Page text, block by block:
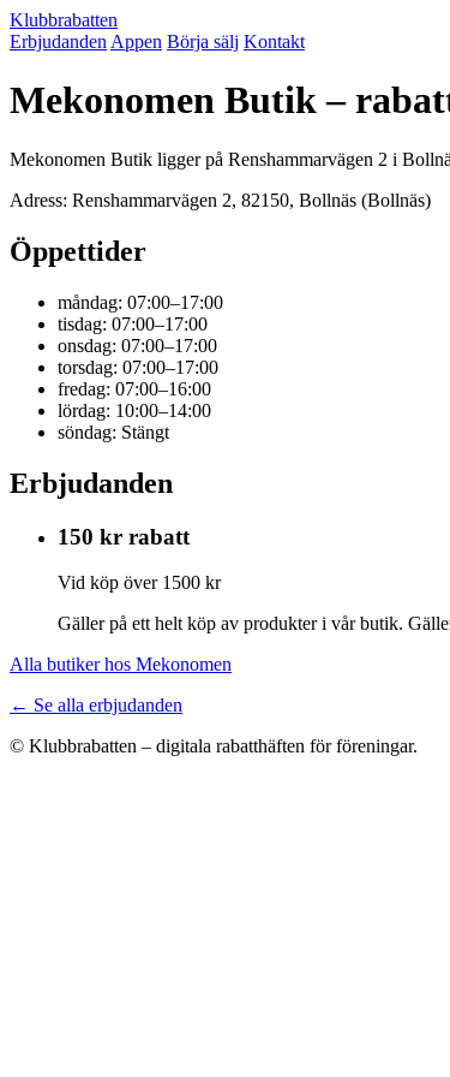
Klubbrabatten
Erbjudanden Appen Börja sälj Kontakt
Mekonomen Butik –
Mekonomen Butik ligger på Renshammarvägen 2 i
Adress: Renshammarvägen 2, 82150, Bollnäs (Bollnäs)
Öppettider
måndag: 07:00–17:00
tisdag: 07:00–17:00
onsdag: 07:00–17:00
torsdag: 07:00–17:00
fredag: 07:00–16:00
lördag: 10:00–14:00
söndag: Stängt
Erbjudanden
150 kr rabatt
Vid köp över 1500 kr
Gäller på ett helt köp av produkter i vår butik.
Alla butiker hos Mekonomen
← Se alla erbjudanden
© Klubbrabatten – digitala rabatthäften för föreningar.